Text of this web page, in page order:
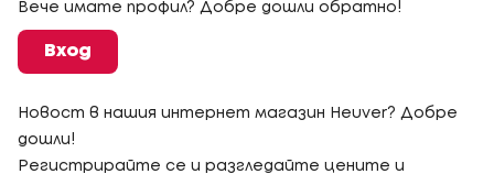
Вече имате профил? Добре дошли обратно!
Вход
Новост в нашия интернет магазин Heuver? Добре
дошли!
Регистрирайте се и разгледайте цените и